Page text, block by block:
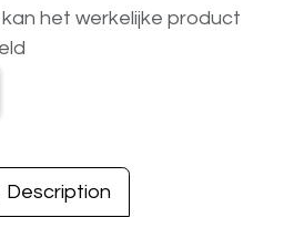
kan het werkelijke product
Description